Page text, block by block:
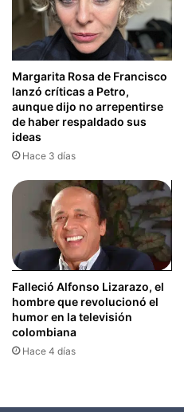
Margarita Rosa de Francisco
lanzó críticas a Petro,
aunque dijo no arrepentirse
de haber respaldado sus
ideas
Hace 3 días
Falleció Alfonso Lizarazo, el
hombre que revolucionó el
humor en la televisión
colombiana
Hace 4 días